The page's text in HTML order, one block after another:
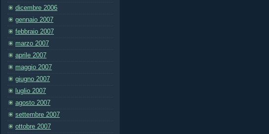
dicembre 2006
gennaio 2007
febbraio 2007
marzo 2007
aprile 2007
maggio 2007
giugno 2007
luglio 2007
agosto 2007
settembre 2007
ottobre 2007